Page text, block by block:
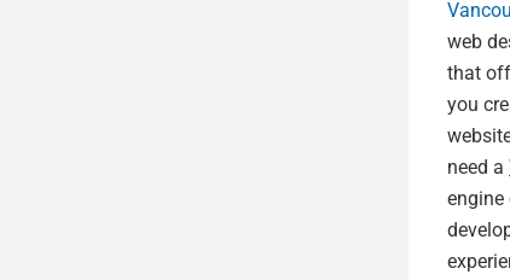
web
that
you
need a